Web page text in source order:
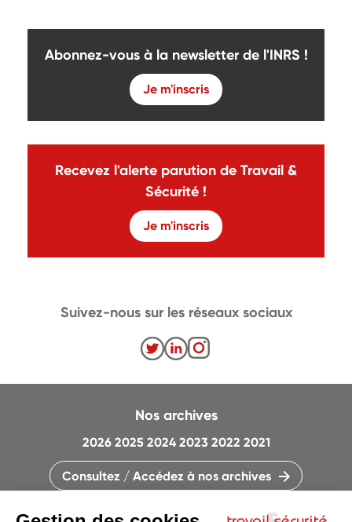
Abonnez-vous à la newsletter de l'INRS !
Je m'inscris
Recevez l'alerte parution de Travail &
Sécurité !
Je m'inscris
Nos archives
2026 2025 2024 2023 2022 2021
Consultez / Accédez à nos archives
Suivez-nous sur les réseaux sociaux